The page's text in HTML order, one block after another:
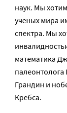
наук. Мы
ученых мира
спектра. Мы
математика
палеонтолога
Грандин и
Кребса.